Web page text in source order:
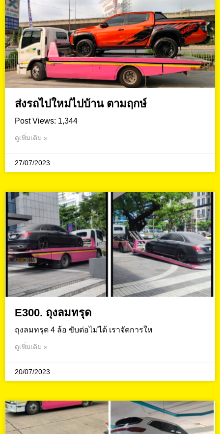
ส่งรถไปใหม่ไปบ้าน ตามฤกษ์
Post Views: 1,344
ดูเพิ่มเติม »
27/07/2023
E300. ถุงลมทรุด
ถุงลมทรุด 4 ล้อ ขับต่อไม่ได้ เราจัดการให
ดูเพิ่มเติม »
20/07/2023